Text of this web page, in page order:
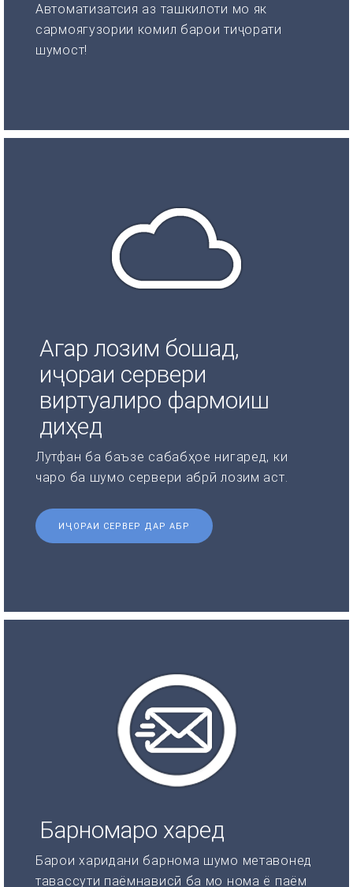
Автоматизатсия аз ташкилоти мо як
сармоягузории комил барои тиҷорати
шумост!
Агар лозим бошад,
иҷораи сервери
виртуалиро фармоиш
диҳед
Лутфан ба баъзе сабабҳое нигаред, ки
чаро ба шумо сервери абрӣ лозим аст.
ИҶОРАИ СЕРВЕР ДАР АБР
Барномаро харед
Барои харидани барнома шумо метавонед
тавассути паёмнависӣ ба мо нома ё паём